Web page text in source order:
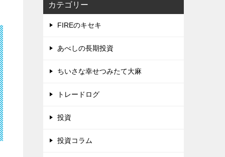
カテゴリー
FIREのキセキ
あべしの長期投資
ちいさな幸せつみたて大麻
トレードログ
投資
投資コラム